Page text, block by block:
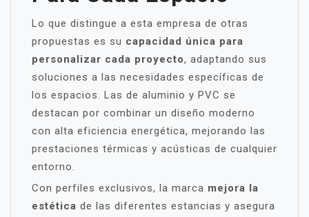
Lo que distingue a esta empresa de otras
propuestas es su capacidad única para
personalizar cada proyecto, adaptando sus
soluciones a las necesidades específicas de
los espacios. Las de aluminio y PVC se
destacan por combinar un diseño moderno
con alta eficiencia energética, mejorando las
prestaciones térmicas y acústicas de cualquier
entorno.
Con perfiles exclusivos, la marca mejora la
estética de las diferentes estancias y asegura